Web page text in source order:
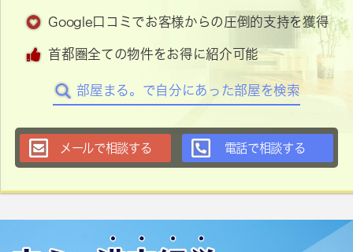
Google口コミでお客様からの圧倒的支持を獲得
首都圏全ての物件をお得に紹介可能
部屋まる。で自分にあった部屋を検索
メールで相談する 電話で相談する